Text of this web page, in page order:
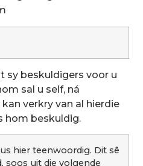
sy beskuldigers voor u
sal u self, ná
verkry van al hierdie
hom beskuldig.
hier teenwoordig. Dit sê
soos uit die volgende